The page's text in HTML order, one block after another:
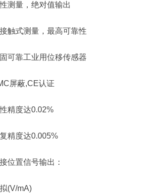
量，绝对值输出
式测量，最高可靠性
靠工业用位移传感器
屏蔽,CE认证
度达0.02%
度达0.005%
置信号输出：
mA)